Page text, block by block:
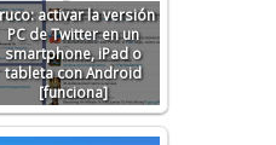
activar la versión
PC de Twitter en un
smartphone, iPad o
tableta con Android
[funciona]